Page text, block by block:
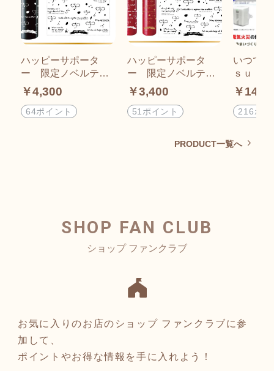
ハッピーサポータ
ー 限定ノベルティ
ー 木目調ボトル
￥4,300
64ポイント
ハッピーサポータ
ー 限定ノベルティ
ー スリムサーモボ
トル
￥3,400
51ポイント
いつで
ｓｕｉ
ブレー
￥
216ポイ
PRODUCT一覧へ
SHOP FAN CLUB
お気に入りのお店のショップ ファンクラブに参
加して、
ポイントやお得な情報を手に入れよう！